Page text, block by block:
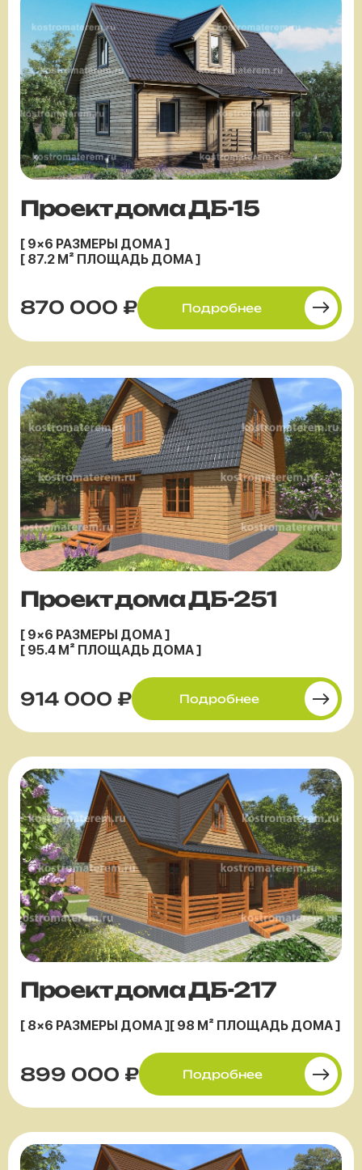
Проект дома ДБ-15
[ 9×6 РАЗМЕРЫ ДОМА ]
[ 87.2 М² ПЛОЩАДЬ ДОМА ]
870 000 ₽ Подробнее
Проект дома ДБ-251
[ 9×6 РАЗМЕРЫ ДОМА ]
[ 95.4 М² ПЛОЩАДЬ ДОМА ]
914 000 ₽ Подробнее
Проект дома ДБ-217
[ 8×6 РАЗМЕРЫ ДОМА ] [ 98 М² ПЛОЩАДЬ ДОМА ]
899 000 ₽ Подробнее